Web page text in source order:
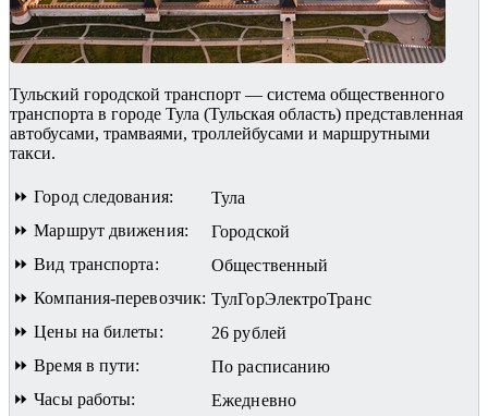
Тульский городской транспорт — система общественного
транспорта в городе Тула (Тульская область) представленная
автобусами, трамваями, троллейбусами и маршрутными
такси.
⏩ Город следования:
Тула
⏩ Маршрут движения:
Городской
⏩ Вид транспорта:
Общественный
⏩ Компания-перевозчик: ТулГорЭлектроТранс
⏩ Цены на билеты:
26 рублей
⏩ Время в пути:
По расписанию
⏩ Часы работы:
Ежедневно